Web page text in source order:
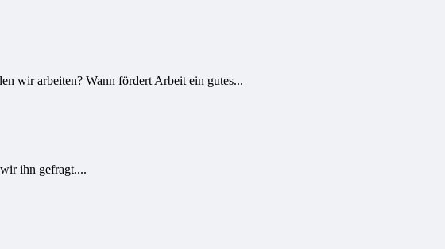
wir arbeiten? Wann fördert Arbeit ein gutes...
ihn gefragt....